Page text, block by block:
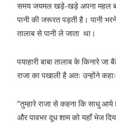
समय जयमल खड़े-खड़े अपना महल
पानी की जरूरत पड़ती है। पानी
तालाब से पानी ले जाता था।
पयाहारी बाबा तालाब के किनारे
राजा का पखाली है अतः उन्होंने कहाः
“तुम्हारे राजा से कहना कि साधु
और पावभर दूध शाम को यहाँ भेज